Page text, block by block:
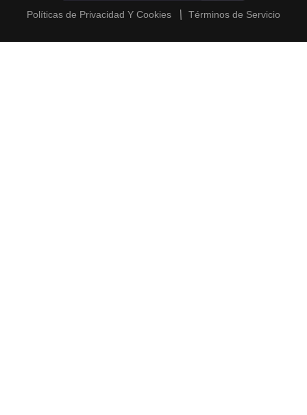
Políticas de Privacidad Y Cookies Términos de Servicio